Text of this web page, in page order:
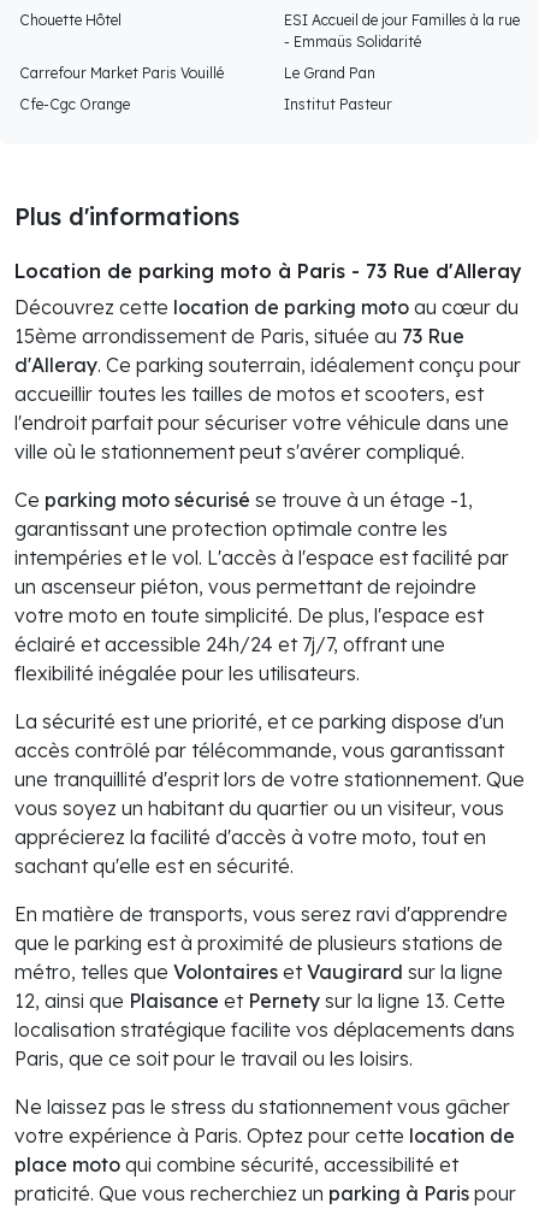
Chouette Hôtel
ESI Accueil de jour Familles à la rue
- Emmaüs Solidarité
Carrefour Market Paris Vouillé
Le Grand Pan
Cfe-Cgc Orange
Institut Pasteur
Plus d'informations
Location de parking moto à Paris - 73 Rue d'Alleray
Découvrez cette location de parking moto au cœur du
15ème arrondissement de Paris, située au 73 Rue
d'Alleray. Ce parking souterrain, idéalement conçu pour
accueillir toutes les tailles de motos et scooters, est
l'endroit parfait pour sécuriser votre véhicule dans une
ville où le stationnement peut s'avérer compliqué.
Ce parking moto sécurisé se trouve à un étage -1,
garantissant une protection optimale contre les
intempéries et le vol. L'accès à l'espace est facilité par
un ascenseur piéton, vous permettant de rejoindre
votre moto en toute simplicité. De plus, l'espace est
éclairé et accessible 24h/24 et 7j/7, offrant une
flexibilité inégalée pour les utilisateurs.
La sécurité est une priorité, et ce parking dispose d'un
accès contrôlé par télécommande, vous garantissant
une tranquillité d'esprit lors de votre stationnement. Que
vous soyez un habitant du quartier ou un visiteur, vous
apprécierez la facilité d'accès à votre moto, tout en
sachant qu'elle est en sécurité.
En matière de transports, vous serez ravi d'apprendre
que le parking est à proximité de plusieurs stations de
métro, telles que Volontaires etVaugirard sur la ligne
12, ainsi que Plaisance et Pernety sur la ligne 13. Cette
localisation stratégique facilite vos déplacements dans
Paris, que ce soit pour le travail ou les loisirs.
Ne laissez pas le stress du stationnement vous gâcher
votre expérience à Paris. Optez pour cette location de
place moto qui combine sécurité, accessibilité et
praticité. Que vous recherchiez un parking à Paris pour